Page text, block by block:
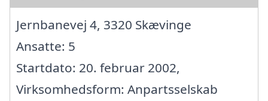
Jernbanevej 4, 3320 Skævinge
Ansatte: 5
Startdato: 20. februar 2002,
Virksomhedsform: Anpartsselskab